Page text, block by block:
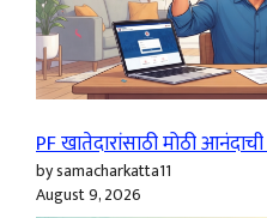
PF खातेदारांसाठी मोठी
by samacharkatta11
August 9, 2026